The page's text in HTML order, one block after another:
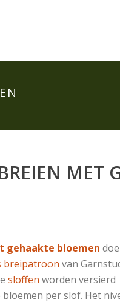
MET
gehaakte bloemen
breipatroon van
sloffen worden versierd
per slof. Het